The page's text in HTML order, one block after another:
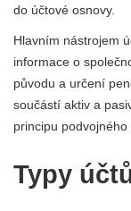
do účtové osnovy.
Hlavním nástrojem
informace o
původu a určení
součástí aktiv a
principu podvojného
Typy